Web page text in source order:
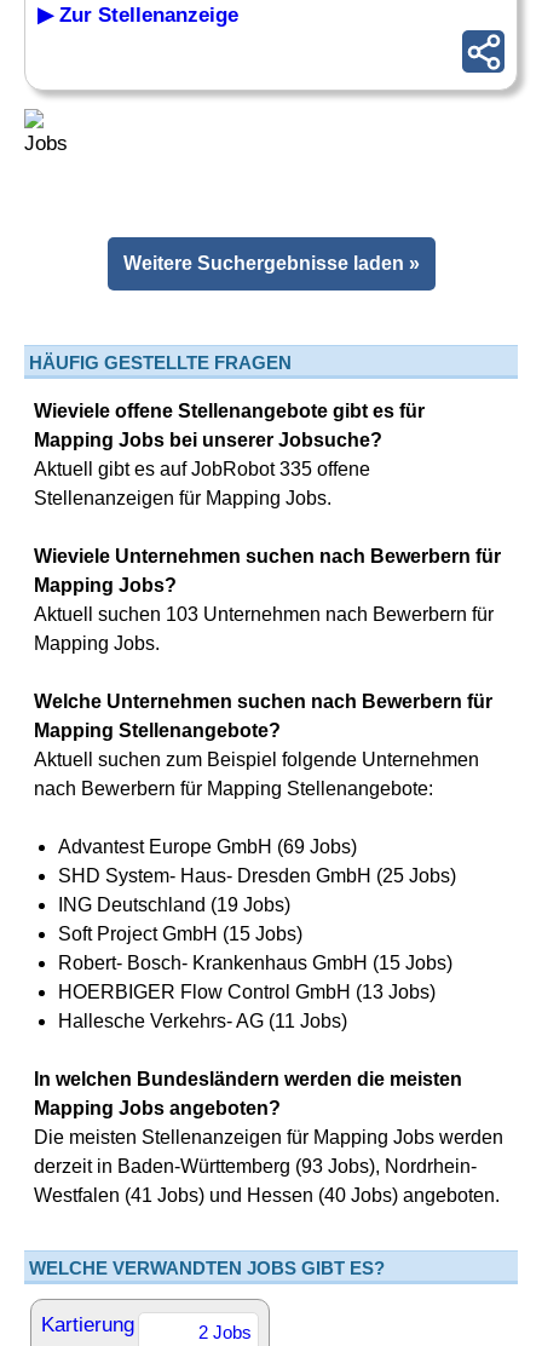
▶ Zur Stellenanzeige
Weitere Suchergebnisse laden »
HÄUFIG GESTELLTE FRAGEN
Wieviele offene Stellenangebote gibt es für
Mapping Jobs bei unserer Jobsuche?
Aktuell gibt es auf JobRobot 335 offene
Stellenanzeigen für Mapping Jobs.
Wieviele Unternehmen suchen nach Bewerbern für
Mapping Jobs?
Aktuell suchen 103 Unternehmen nach Bewerbern für
Mapping Jobs.
Welche Unternehmen suchen nach Bewerbern für
Mapping Stellenangebote?
Aktuell suchen zum Beispiel folgende Unternehmen
nach Bewerbern für Mapping Stellenangebote:
Advantest Europe GmbH (69 Jobs)
SHD System- Haus- Dresden GmbH (25 Jobs)
ING Deutschland (19 Jobs)
Soft Project GmbH (15 Jobs)
Robert- Bosch- Krankenhaus GmbH (15 Jobs)
HOERBIGER Flow Control GmbH (13 Jobs)
Hallesche Verkehrs- AG (11 Jobs)
In welchen Bundesländern werden die meisten
Mapping Jobs angeboten?
Die meisten Stellenanzeigen für Mapping Jobs werden
derzeit in Baden-Württemberg (93 Jobs), Nordrhein-
Westfalen (41 Jobs) und Hessen (40 Jobs) angeboten.
WELCHE VERWANDTEN JOBS GIBT ES?
Kartierung 2 Jobs